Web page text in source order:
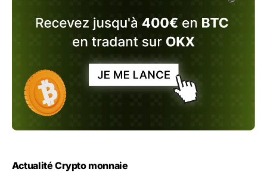
Actualité Crypto monnaie